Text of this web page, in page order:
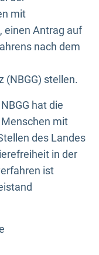
mit
einen Antrag auf
nach dem
stellen.
hat die
mit
des Landes
in der
ist